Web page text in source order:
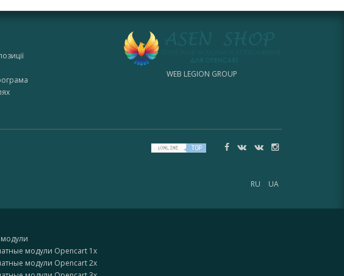
WEB LEGION GROUP
RU
UA
модули Opencart 1x
модули Opencart 2x